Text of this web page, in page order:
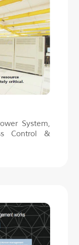
System,
Control &